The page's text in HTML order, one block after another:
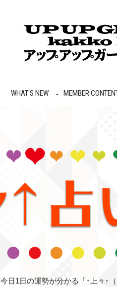
WHAT'S NEW MEMBER
今日1日の運勢が分かる「↑上々↑